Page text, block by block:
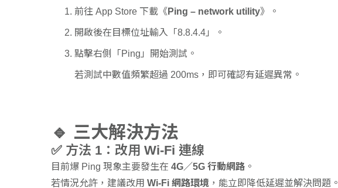
前往 App Store 下載《 Ping – network utility》。
開啟後在目標位址輸入「8.8.4.4」。
點擊右側「Ping」開始測試。
若測試中數值頻繁超過 200ms，即可確認有延遲異常。
🔹 三大解決方法
✅ 方法 1：改用 Wi-Fi 連線
目前爆 Ping 現象主要發生在 4G／5G 行動網路 。
若情況允許，建議改用 Wi-Fi 網路環境 ，能立即降低延遲並解決問題。